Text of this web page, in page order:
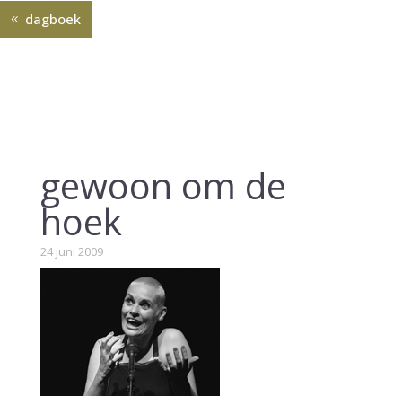
dagboek
gewoon om de
hoek
24 juni 2009